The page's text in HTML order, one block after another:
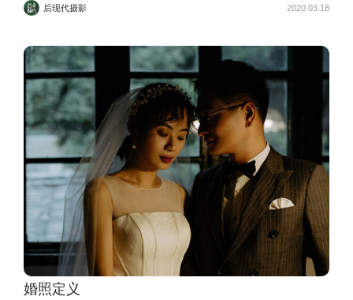
后现代摄影 2020.03.18
婚照定义